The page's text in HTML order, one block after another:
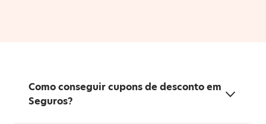
Como conseguir cupons de desconto em
Seguros?